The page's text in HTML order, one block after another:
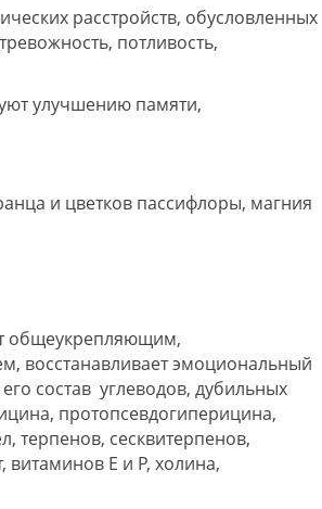
расстройств, обусловленных
потливость,
улучшению памяти,
и цветков пассифлоры, магния
общеукрепляющим,
восстанавливает эмоциональный
состав углеводов, дубильных
протопсевдогиперицина,
терпенов, сесквитерпенов,
витаминов Е и Р, холина,